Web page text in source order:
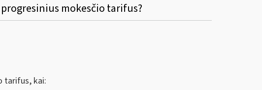
mokesčio tarifus?
tarifus, kai: